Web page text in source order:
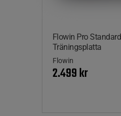
Flowin Pro Standard
Träningsplatta
Flowin
2.499 kr